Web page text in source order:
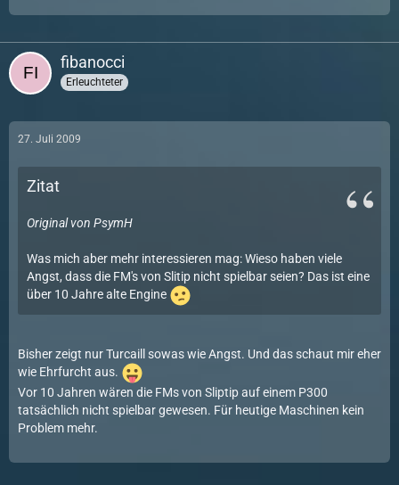
fibanocci
Erleuchteter
27. Juli 2009
Zitat
Original von PsymH
Was mich aber mehr interessieren mag: Wieso haben viele
Angst, dass die FM's von Slitip nicht spielbar seien? Das ist eine
über 10 Jahre alte Engine
Bisher zeigt nur Turcaill sowas wie Angst. Und das schaut mir eher
wie Ehrfurcht aus.
Vor 10 Jahren wären die FMs von Sliptip auf einem P300
tatsächlich nicht spielbar gewesen. Für heutige Maschinen kein
Problem mehr.